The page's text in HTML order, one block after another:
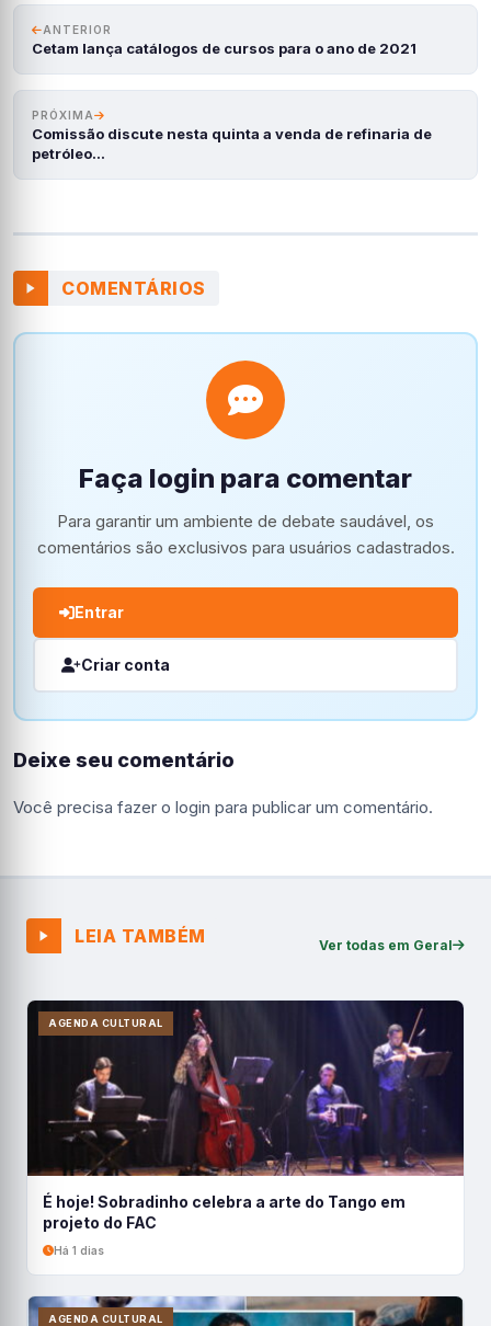
ANTERIOR
Cetam lança catálogos de cursos para o ano de 2021
PRÓXIMA
Comissão discute nesta quinta a venda de refinaria de
petróleo…
COMENTÁRIOS
Faça login para comentar
Para garantir um ambiente de debate saudável, os
comentários são exclusivos para usuários cadastrados.
Entrar
Criar conta
Deixe seu comentário
Você precisa fazer o login para publicar um comentário.
LEIA TAMBÉM Ver todas em Geral
AGENDA CULTURAL
É hoje! Sobradinho celebra a arte do Tango em
projeto do FAC
Há 1 dias
AGENDA CULTURAL